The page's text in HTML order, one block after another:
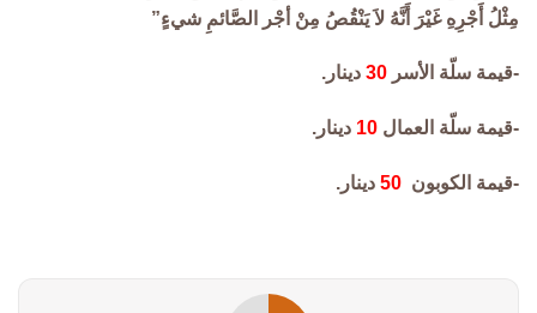
مِثْلُ أَجْرِهِ غَيْرَ أَنَّهُ لاَ يَنْقُصُ مِنْ أجْر الصَّائمِ شيءٍ”
-قيمة سلّة الأسر 30 دينار.
-قيمة سلّة العمال 10 دينار.
-قيمة الكوبون 50 دينار.